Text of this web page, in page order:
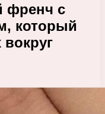
френч с
который